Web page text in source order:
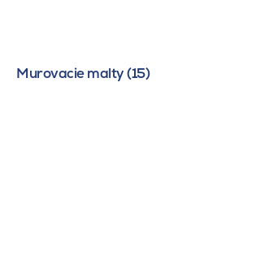
Murovacie malty (15)